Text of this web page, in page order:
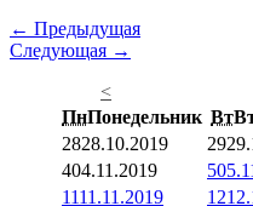
← Предыдущая
Следующая →
<
ПнПонедельник Вт
2828.10.2019 29
404.11.2019 5
1111.11.2019 12